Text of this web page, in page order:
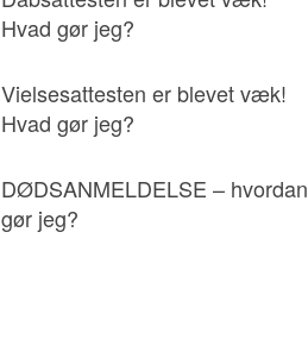
Hvad gør jeg?
Vielsesattesten er blevet væk!
Hvad gør jeg?
DØDSANMELDELSE – hvordan
gør jeg?